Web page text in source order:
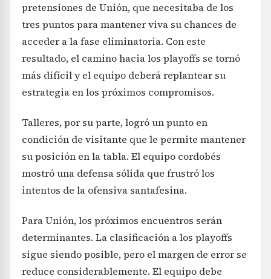
pretensiones de Unión, que necesitaba de los
tres puntos para mantener viva su chances de
acceder a la fase eliminatoria. Con este
resultado, el camino hacia los playoffs se tornó
más difícil y el equipo deberá replantear su
estrategia en los próximos compromisos.
Talleres, por su parte, logró un punto en
condición de visitante que le permite mantener
su posición en la tabla. El equipo cordobés
mostró una defensa sólida que frustró los
intentos de la ofensiva santafesina.
Para Unión, los próximos encuentros serán
determinantes. La clasificación a los playoffs
sigue siendo posible, pero el margen de error se
reduce considerablemente. El equipo debe